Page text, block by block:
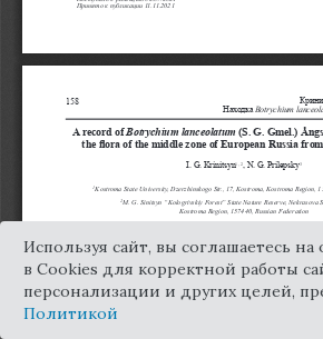
Используя сайт, вы соглашаетесь
в Cookies для корректной работы
персонализации и других целей,
Политикой